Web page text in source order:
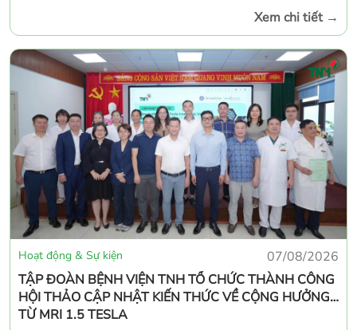
là ung thư vú hay không. Thực tế, xơ hóa mô đệm vú là
sự tăng sinh của mô xơ trong tuyến vú. Tuy nhiên, tổn
thương này đôi khi có hình ảnh rất giống ung thư trên
siêu âm hoặc chụp nhũ ảnh, khiến việc chẩn đoán trở
nên khó khăn và cần được đánh giá cẩn thận.
Xem chi tiết→
Hoạt động & Sự kiện
07/08/2026
TẬP ĐOÀN BỆNH VIỆN TNH TỔ CHỨC THÀNH CÔNG
HỘI THẢO CẬP NHẬT KIẾN THỨC VỀ CỘNG HƯỞNG
TỪ MRI 1.5 TESLA